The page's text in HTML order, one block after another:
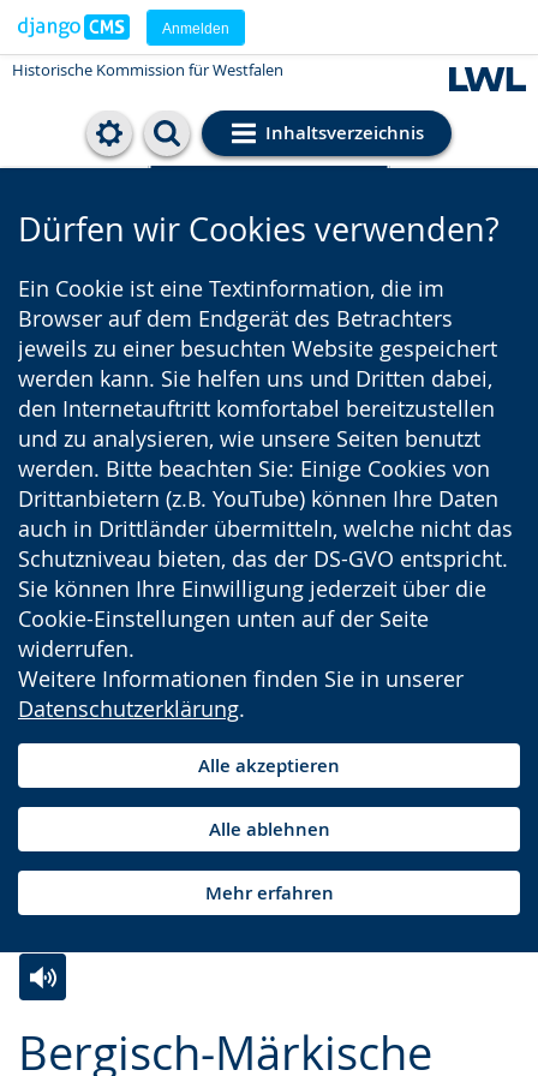
Anmelden
Historische Kommission für Westfalen
Inhaltsverzeichnis
Cookie-Einstellungen
Dürfen wir Cookies verwenden?
Ein Cookie ist eine Textinformation, die im
Browser auf dem Endgerät des Betrachters
jeweils zu einer besuchten Website gespeichert
werden kann. Sie helfen uns und Dritten dabei,
den Internetauftritt komfortabel bereitzustellen
und zu analysieren, wie unsere Seiten benutzt
werden. Bitte beachten Sie: Einige Cookies von
Drittanbietern (z.B. YouTube) können Ihre Daten
auch in Drittländer übermitteln, welche nicht das
Schutzniveau bieten, das der DS-GVO entspricht.
Sie können Ihre Einwilligung jederzeit über die
Cookie-Einstellungen unten auf der Seite
widerrufen.
Weitere Informationen finden Sie in unserer
Datenschutzerklärung.
Alle akzeptieren
Alle ablehnen
Mehr erfahren
Bergisch-Märkische
Leichten
Audio-
Video